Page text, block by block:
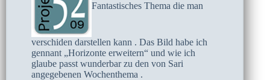
Fantastisches Thema die man
verschiden darstellen kann . Das Bild habe ich
gennant „Horizonte erweitern“ und wie ich
glaube passt wunderbar zu den von Sari
angegebenen Wochenthema .